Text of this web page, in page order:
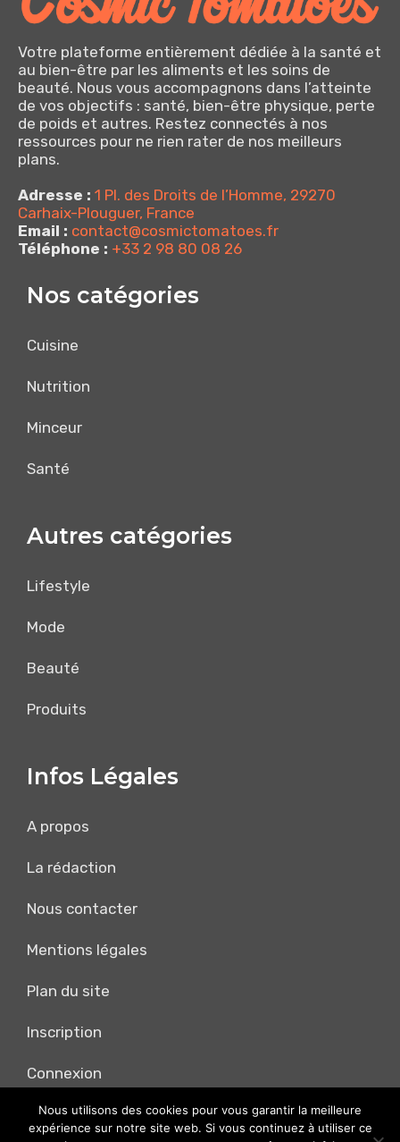
Votre plateforme entièrement dédiée à la santé et
au bien-être par les aliments et les soins de
beauté. Nous vous accompagnons dans l’atteinte
de vos objectifs : santé, bien-être physique, perte
de poids et autres. Restez connectés à nos
ressources pour ne rien rater de nos meilleurs
plans.
Adresse : 1 Pl. des Droits de l’Homme, 29270
Carhaix-Plouguer, France
Email : contact@cosmictomatoes.fr
Téléphone : +33 2 98 80 08 26
Nos catégories
Cuisine
Nutrition
Minceur
Santé
Autres catégories
Lifestyle
Mode
Beauté
Produits
Infos Légales
A propos
La rédaction
Nous contacter
Mentions légales
Plan du site
Inscription
Connexion
@2024 – Tous droits réservés. @Cosmic Tomatoes
Nous utilisons des cookies pour vous garantir la meilleure
expérience sur notre site web. Si vous continuez à utiliser ce